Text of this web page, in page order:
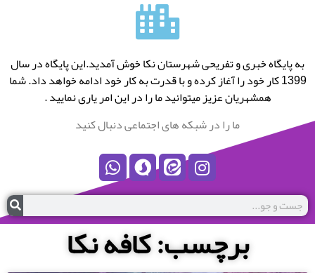
به پایگاه خبری و تفریحی شهرستان نکا خوش آمدید.این پایگاه در سال
1399 کار خود را آغاز کرده و با قدرت به کار خود ادامه خواهد داد. شما
همشهریان عزیز میتوانید ما را در این امر یاری نمایید .
ما را در شبکه های اجتماعی دنبال کنید
برچسب: کافه نکا